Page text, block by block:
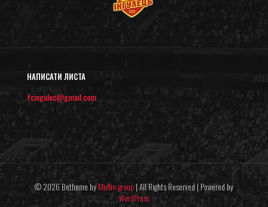
НАПИСАТИ ЛИСТА
fcingulec@gmail.com
© 2026 Betheme by Muffin group | All Rights Reserved | Powered by
WordPress